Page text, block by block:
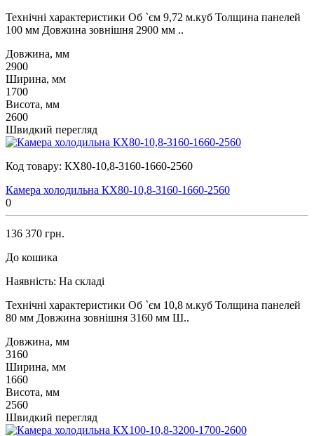
Технічні характеристики Об `єм 9,72 м.куб Толщина панелей
100 мм Довжина зовнішня 2900 мм ..
Довжина, мм
2900
Ширина, мм
1700
Висота, мм
2600
Швидкий перегляд
Код товару: КХ80-10,8-3160-1660-2560
Камера холодильна КХ80-10,8-3160-1660-2560
0
136 370 грн.
До кошика
Наявність: На складі
Технічні характеристики Об `єм 10,8 м.куб Толщина панелей
80 мм Довжина зовнішня 3160 мм Ш..
Довжина, мм
3160
Ширина, мм
1660
Висота, мм
2560
Швидкий перегляд